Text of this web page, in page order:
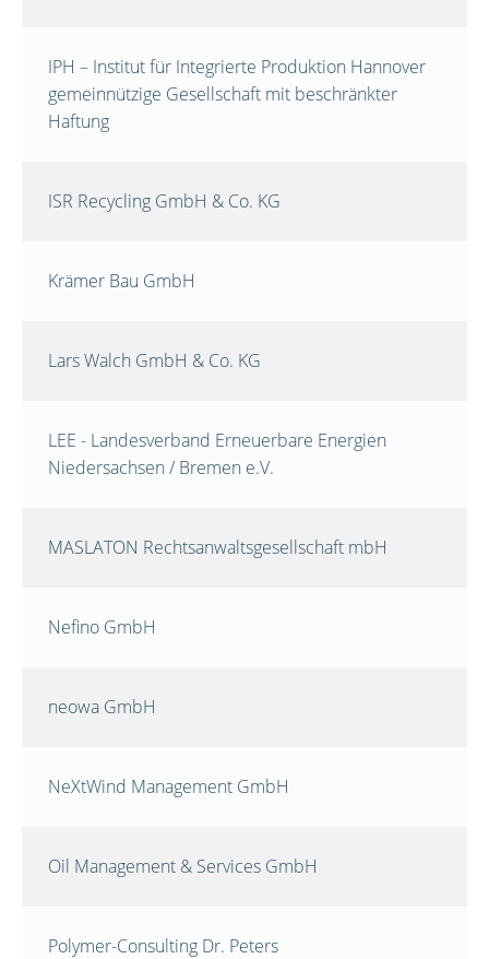
IPH – Institut für Integrierte Produktion Hannover
gemeinnützige Gesellschaft mit beschränkter
Haftung
ISR Recycling GmbH & Co. KG
Krämer Bau GmbH
Lars Walch GmbH & Co. KG
LEE - Landesverband Erneuerbare Energien
Niedersachsen / Bremen e.V.
MASLATON Rechtsanwaltsgesellschaft mbH
Nefino GmbH
neowa GmbH
NeXtWind Management GmbH
Oil Management & Services GmbH
Polymer-Consulting Dr. Peters